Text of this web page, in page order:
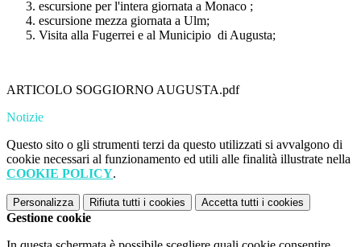
escursione per l'intera giornata a Monaco ;
escursione mezza giornata a Ulm;
Visita alla Fugerrei e al Municipio di Augusta;
ARTICOLO SOGGIORNO AUGUSTA.pdf
Notizie
Questo sito o gli strumenti terzi da questo utilizzati si avvalgono di
cookie necessari al funzionamento ed utili alle finalità illustrate nella
COOKIE POLICY.
Personalizza Rifiuta tutti i cookies Accetta tutti i cookies
Gestione cookie